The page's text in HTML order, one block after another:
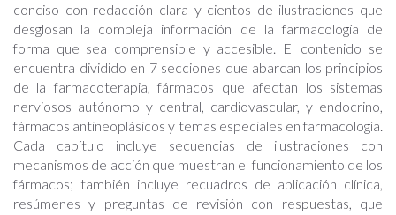
conciso con redacción clara y cientos de ilustraciones que
desglosan la compleja información de la farmacología de
forma que sea comprensible y accesible. El contenido se
encuentra dividido en 7 secciones que abarcan los principios
de la farmacoterapia, fármacos que afectan los sistemas
nerviosos autónomo y central, cardiovascular, y endocrino,
fármacos antineoplásicos y temas especiales en farmacología.
Cada capítulo incluye secuencias de ilustraciones con
mecanismos de acción que muestran el funcionamiento de los
fármacos; también incluye recuadros de aplicación clínica,
resúmenes y preguntas de revisión con respuestas, que